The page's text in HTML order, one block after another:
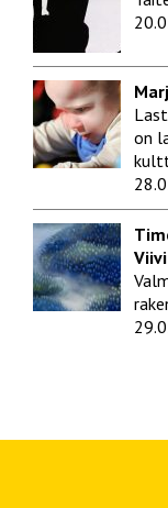
on